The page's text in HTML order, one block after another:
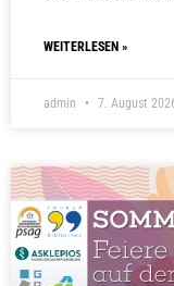
WEITERLESEN »
admin 7. August